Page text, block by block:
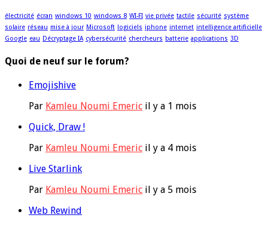
électricité écran windows 10 windows 8 WI-FI vie privée tactile sécurité système
solaire réseau mise à jour Microsoft logiciels iphone internet intelligence artificielle
Google eau Décryptage IA cybersécurité chercheurs batterie applications 3D
Quoi de neuf sur le forum?
Emojishive
Par Kamleu Noumi Emeric il y a 1 mois
Quick, Draw !
Par Kamleu Noumi Emeric il y a 4 mois
Live Starlink
Par Kamleu Noumi Emeric il y a 5 mois
Web Rewind